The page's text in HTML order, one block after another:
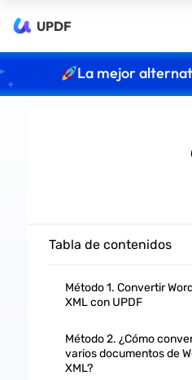
UPDF
La mejor
Tabla de contenidos
Método 1. Convertir
XML con UPDF
Método 2. ¿Cómo
varios documentos de
XML?